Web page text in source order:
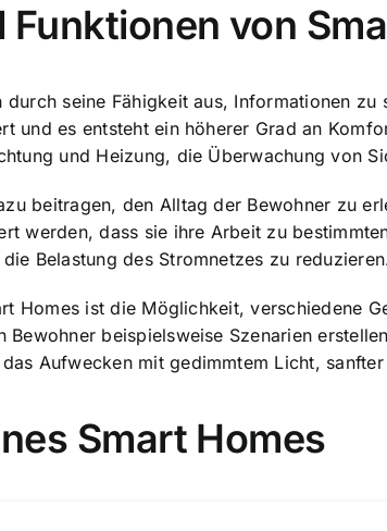
von
durch seine Fähigkeit aus, Informationen
und es entsteht ein höherer Grad an
und Heizung, die Überwachung von
beitragen, den Alltag der Bewohner zu
werden, dass sie ihre Arbeit zu
Belastung des Stromnetzes zu
Homes ist die Möglichkeit, verschiedene
Bewohner beispielsweise Szenarien
Aufwecken mit gedimmtem Licht,
Smart Homes